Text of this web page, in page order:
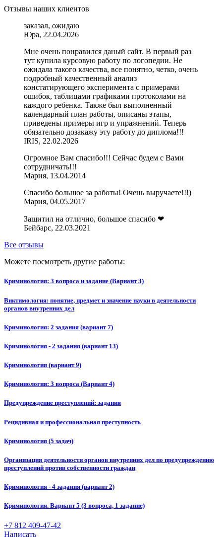
Отзывы наших клиентов
заказал, ожидаю
Юра, 22.04.2026
Мне очень понравился даный сайт. В первый раз
тут купила курсовую работу по логопедии. Не
ожидала такого качества, все понятно, четко, очень
подробный качественный анализ
констатирующего эксперимента с примерами
ошибок, таблицами графиками протоколами на
каждого ребенка. Также был выполненный
календарный план работы, описаны этапы,
приведены примеры игр и упражнений. Теперь
обязательно дозакажу эту работу до диплома!!!
IRIS, 22.02.2026
Огромное Вам спасибо!!! Сейчас будем с Вами
сотрудничать!!!
Мария, 13.04.2014
Спасибо большое за работы! Очень выручаете!!!)
Мария, 04.05.2017
Защитил на отлично, большое спасибо ❤
Бейбарс, 22.03.2021
Все отзывы
Можете посмотреть другие работы:
Криминология: 3 вопроса и задание (Вариант 3)
Виктимология: понятие, предмет и значение науки в деятельности
органов внутренних дел
Криминология: 2 задания (вариант 7)
Криминология - 2 задания (вариант 13)
Криминология (вариант 9)
Криминология: 3 вопроса (Вариант 4)
Предупреждение преступлений: задания
Рецидивная и профессиональная преступность
Криминология (5 задач)
Организация деятельности органов внутренних дел по предупреждению
преступлений против собственности граждан
Криминология - 4 задания (вариант 2)
Криминология. Вариант 5 (3 вопроса, 1 задание)
+7 812 409-47-42
Написать